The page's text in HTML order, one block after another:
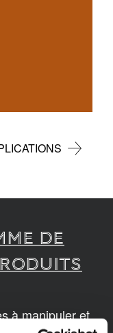
DE
à manipuler et